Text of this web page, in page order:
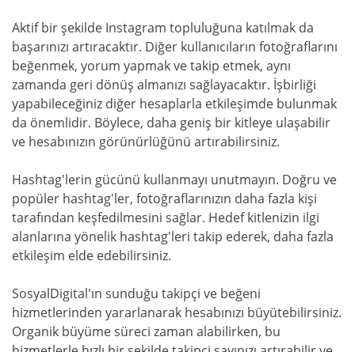
Aktif bir şekilde Instagram topluluğuna katılmak da
başarınızı artıracaktır. Diğer kullanıcıların fotoğraflarını
beğenmek, yorum yapmak ve takip etmek, aynı
zamanda geri dönüş almanızı sağlayacaktır. İşbirliği
yapabileceğiniz diğer hesaplarla etkileşimde bulunmak
da önemlidir. Böylece, daha geniş bir kitleye ulaşabilir
ve hesabınızın görünürlüğünü artırabilirsiniz.
Hashtag'lerin gücünü kullanmayı unutmayın. Doğru ve
popüler hashtag'ler, fotoğraflarınızın daha fazla kişi
tarafından keşfedilmesini sağlar. Hedef kitlenizin ilgi
alanlarına yönelik hashtag'leri takip ederek, daha fazla
etkileşim elde edebilirsiniz.
SosyalDigital'ın sunduğu takipçi ve beğeni
hizmetlerinden yararlanarak hesabınızı büyütebilirsiniz.
Organik büyüme süreci zaman alabilirken, bu